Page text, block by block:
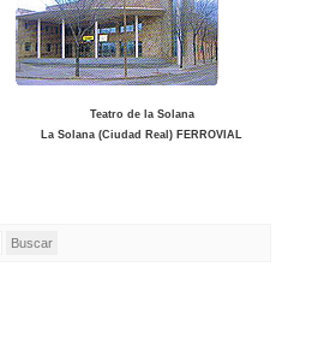
Teatro de la Solana
La Solana (Ciudad Real) FERROVIAL